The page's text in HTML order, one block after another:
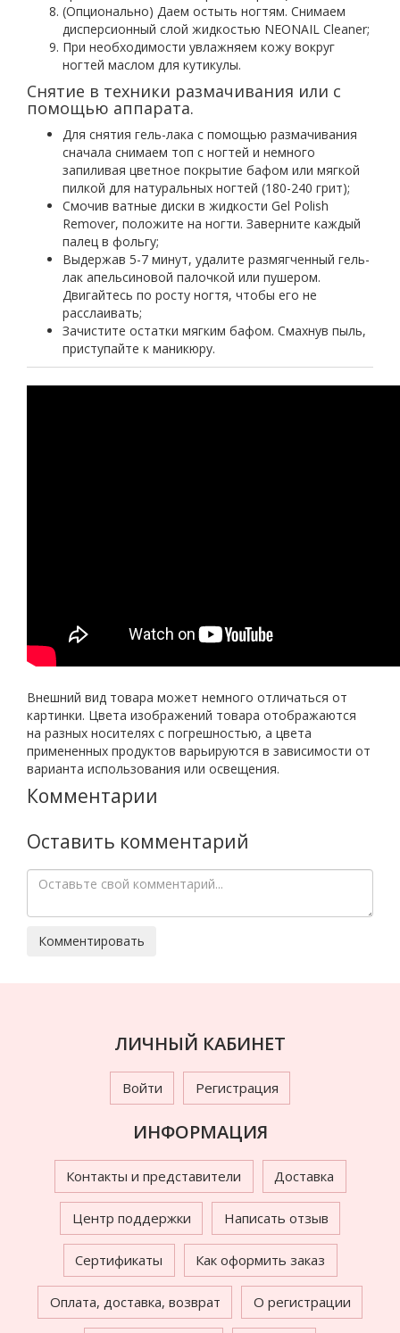
(Опционально) Даем остыть ногтям. Снимаем
дисперсионный слой жидкостью NEONAIL Cleaner;
При необходимости увлажняем кожу вокруг
ногтей маслом для кутикулы.
Снятие в техники размачивания или с
помощью аппарата.
Для снятия гель-лака с помощью размачивания
сначала снимаем топ с ногтей и немного
запиливая цветное покрытие бафом или мягкой
пилкой для натуральных ногтей (180-240 грит);
Смочив ватные диски в жидкости Gel Polish
Remover, положите на ногти. Заверните каждый
палец в фольгу;
Выдержав 5-7 минут, удалите размягченный гель-
лак апельсиновой палочкой или пушером.
Двигайтесь по росту ногтя, чтобы его не
расслаивать;
Зачистите остатки мягким бафом. Смахнув пыль,
приступайте к маникюру.
Внешний вид товара может немного отличаться от
картинки. Цвета изображений товара отображаются
на разных носителях с погрешностью, а цвета
примененных продуктов варьируются в зависимости от
варианта использования или освещения.
Комментарии
Оставить комментарий
ЛИЧНЫЙ КАБИНЕТ
Войти Регистрация
ИНФОРМАЦИЯ
Контакты и представители Доставка
Центр поддержки Написать отзыв
Сертификаты Как оформить заказ
Оплата, доставка, возврат О регистрации